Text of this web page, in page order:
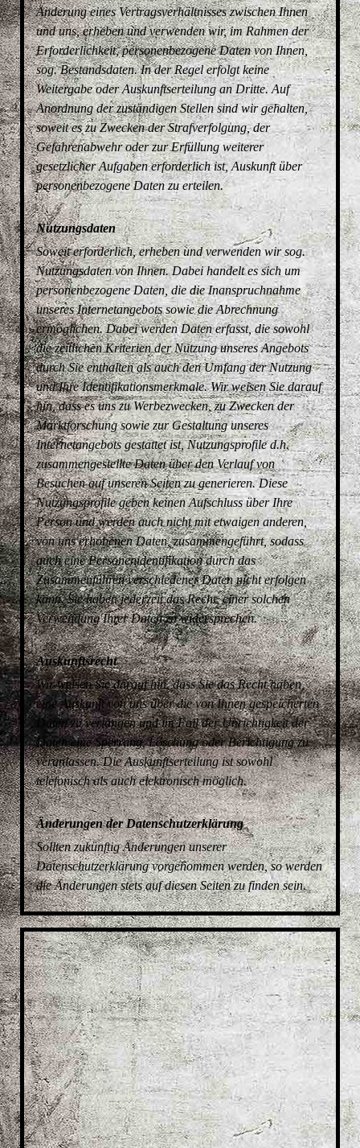
Änderung eines Vertragsverhältnisses zwischen Ihnen
und uns, erheben und verwenden wir, im Rahmen der
Erforderlichkeit, personenbezogene Daten von Ihnen,
sog. Bestandsdaten. In der Regel erfolgt keine
Weitergabe oder Auskunftserteilung an Dritte. Auf
Anordnung der zuständigen Stellen sind wir gehalten,
soweit es zu Zwecken der Strafverfolgung, der
Gefahrenabwehr oder zur Erfüllung weiterer
gesetzlicher Aufgaben erforderlich ist, Auskunft über
personenbezogene Daten zu erteilen.
Nutzungsdaten
Soweit erforderlich, erheben und verwenden wir sog.
Nutzungsdaten von Ihnen. Dabei handelt es sich um
personenbezogene Daten, die die Inanspruchnahme
unseres Internetangebots sowie die Abrechnung
ermöglichen. Dabei werden Daten erfasst, die sowohl
die zeitlichen Kriterien der Nutzung unseres Angebots
durch Sie enthalten als auch den Umfang der Nutzung
und Ihre Identifikationsmerkmale. Wir weisen Sie darauf
hin, dass es uns zu Werbezwecken, zu Zwecken der
Marktforschung sowie zur Gestaltung unseres
Internetangebots gestattet ist, Nutzungsprofile d.h.
zusammengestellte Daten über den Verlauf von
Besuchen auf unseren Seiten zu generieren. Diese
Nutzungsprofile geben keinen Aufschluss über Ihre
Person und werden auch nicht mit etwaigen anderen,
von uns erhobenen Daten, zusammengeführt, sodass
auch eine Personenidentifikation durch das
Zusammenführen verschiedener Daten nicht erfolgen
kann. Sie haben jederzeit das Recht, einer solchen
Verwendung Ihrer Daten zu widersprechen.
Auskunftsrecht
Wir weisen Sie darauf hin, dass Sie das Recht haben,
eine Auskunft von uns über die von Ihnen gespeicherten
Daten zu verlangen und im Fall der Unrichtigkeit der
Daten eine Sperrung, Löschung oder Berichtigung zu
veranlassen. Die Auskunftserteilung ist sowohl
telefonisch als auch elektronisch möglich.
Änderungen der Datenschutzerklärung
Sollten zukünftig Änderungen unserer
Datenschutzerklärung vorgenommen werden, so werden
die Änderungen stets auf diesen Seiten zu finden sein.